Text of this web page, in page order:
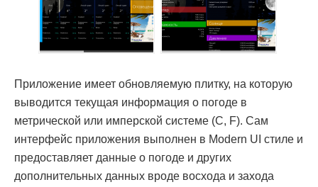
Приложение имеет обновляемую плитку, на которую
выводится текущая информация о погоде в
метрической или имперской системе (С, F). Сам
интерфейс приложения выполнен в Modern UI стиле и
предоставляет данные о погоде и других
дополнительных данных вроде восхода и захода